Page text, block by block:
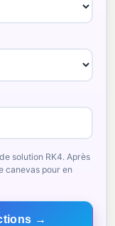
solution RK4. Après
canevas pour en
→